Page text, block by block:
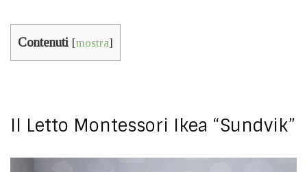
Contenuti [mostra]
Il Letto Montessori Ikea “Sundvik”